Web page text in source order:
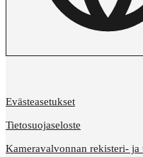
Evästeasetukset
Tietosuojaseloste
Kameravalvonnan rekisteri- ja